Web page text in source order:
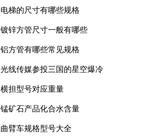
电梯的尺寸有哪些规格
镀锌方管尺寸一般有哪些
铝方管有哪些常见规格
光线传媒参投三国的星空爆冷
横担型号对应重量
锰矿石产品化合水含量
曲臂车规格型号大全